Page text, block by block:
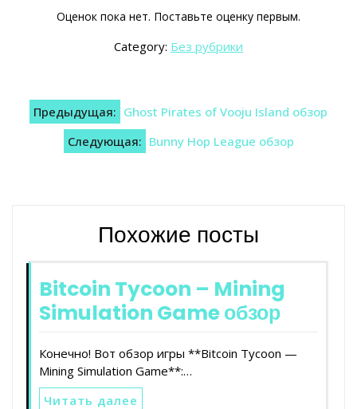
Оценок пока нет. Поставьте оценку первым.
Category: Без рубрики
Навигация
по
записям
Предыдущая: Ghost Pirates of Vooju Island обзор
Следующая: Bunny Hop League обзор
Похожие посты
Bitcoin Tycoon – Mining
Simulation Game обзор
Конечно! Вот обзор игры **Bitcoin Tycoon —
Mining Simulation Game**:…
Читать далее